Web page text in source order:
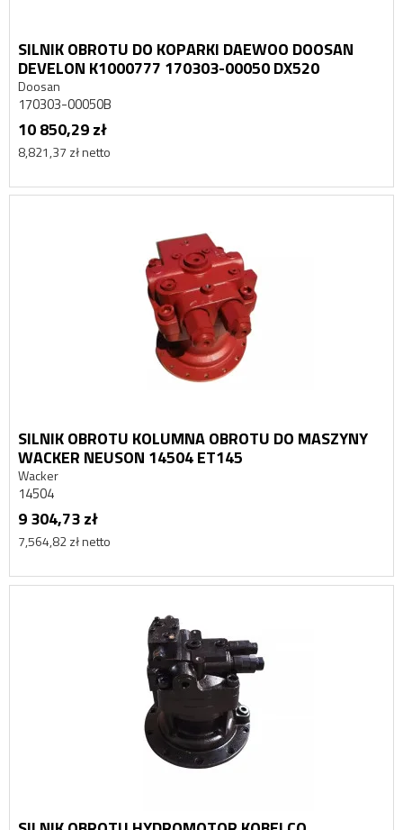
SILNIK OBROTU DO KOPARKI DAEWOO DOOSAN
DEVELON K1000777 170303-00050 DX520
Doosan
170303-00050B
10 850,29 zł
8,821,37 zł netto
SILNIK OBROTU KOLUMNA OBROTU DO MASZYNY
WACKER NEUSON 14504 ET145
Wacker
14504
9 304,73 zł
7,564,82 zł netto